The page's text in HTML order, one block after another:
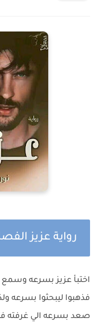
رواية عزيز
اختبأ عزيز بسرعه
فذهبوا ليبحثوا بسرعه
صعد بسرعه الي غرفته